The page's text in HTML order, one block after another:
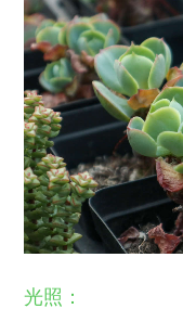
光照：